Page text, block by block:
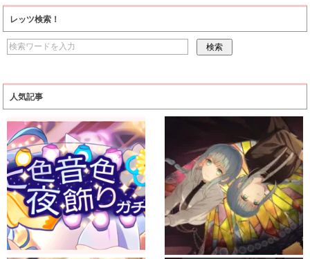
レッツ検索！
人気記事